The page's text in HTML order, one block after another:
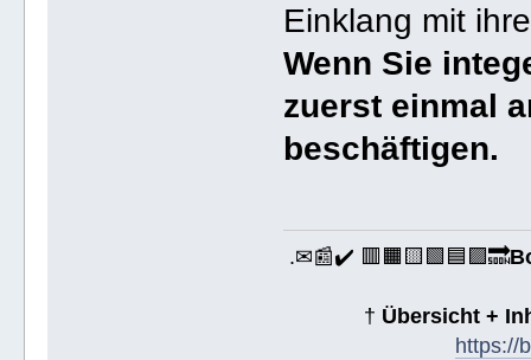
Einklang mit
Wenn Sie
zuerst einmal
beschäftigen.
.✉📰✔️ 🟥🟧🟨🟩🟦🟪🔜
† Übersicht +
https://